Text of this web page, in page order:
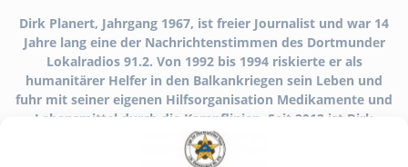
Dirk Planert, Jahrgang 1967, ist freier Journalist und war 14
Jahre lang eine der Nachrichtenstimmen des Dortmunder
Lokalradios 91.2. Von 1992 bis 1994 riskierte er als
humanitärer Helfer in den Balkankriegen sein Leben und
fuhr mit seiner eigenen Hilfsorganisation Medikamente und
Lebensmittel durch die Kampflinien. Seit 2012 ist Dirk
Planert Mitbegründer und Vorsitzender von „Help
Srebrenica e.V.“ (http://www.helpsrebrenica.org)